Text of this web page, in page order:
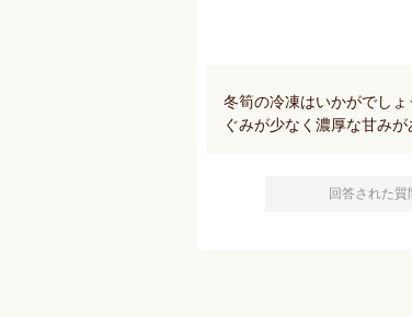
冬筍の冷凍はいかがでし
ぐみが少なく濃厚な甘み
回答された質